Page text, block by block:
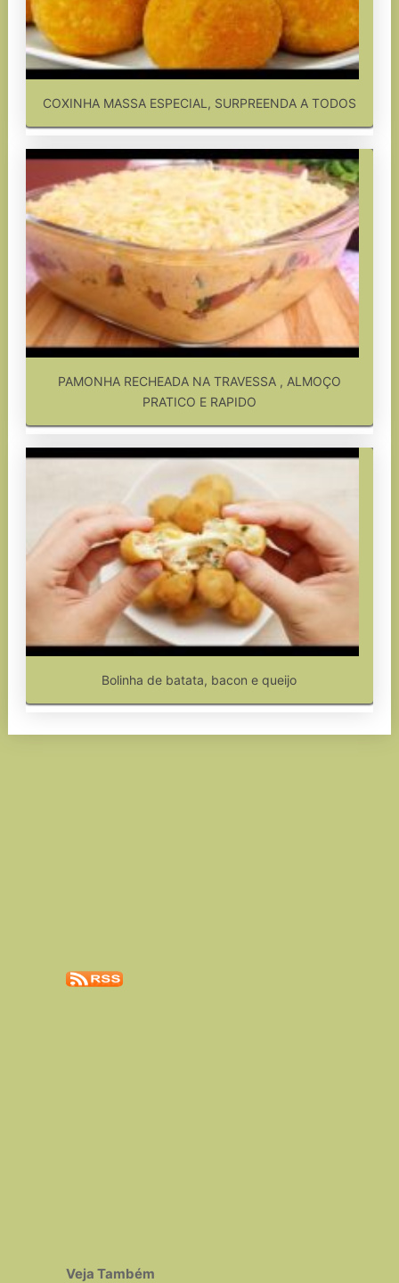
COXINHA MASSA ESPECIAL, SURPREENDA A TODOS
PAMONHA RECHEADA NA TRAVESSA , ALMOÇO
PRATICO E RAPIDO
Bolinha de batata, bacon e queijo
Veja Também